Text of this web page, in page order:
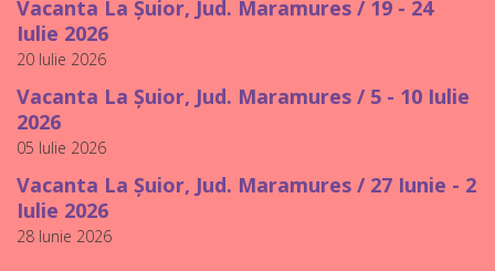
Vacanta La Șuior, Jud. Maramures / 19 - 24
Iulie 2026
20 Iulie 2026
Vacanta La Șuior, Jud. Maramures / 5 - 10 Iulie
2026
05 Iulie 2026
Vacanta La Șuior, Jud. Maramures / 27 Iunie - 2
Iulie 2026
28 Iunie 2026